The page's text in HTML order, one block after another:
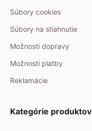
Súbory cookies
Súbory na stiahnutie
Možnosti dopravy
Možnosti platby
Reklamácie
Kategórie produktov